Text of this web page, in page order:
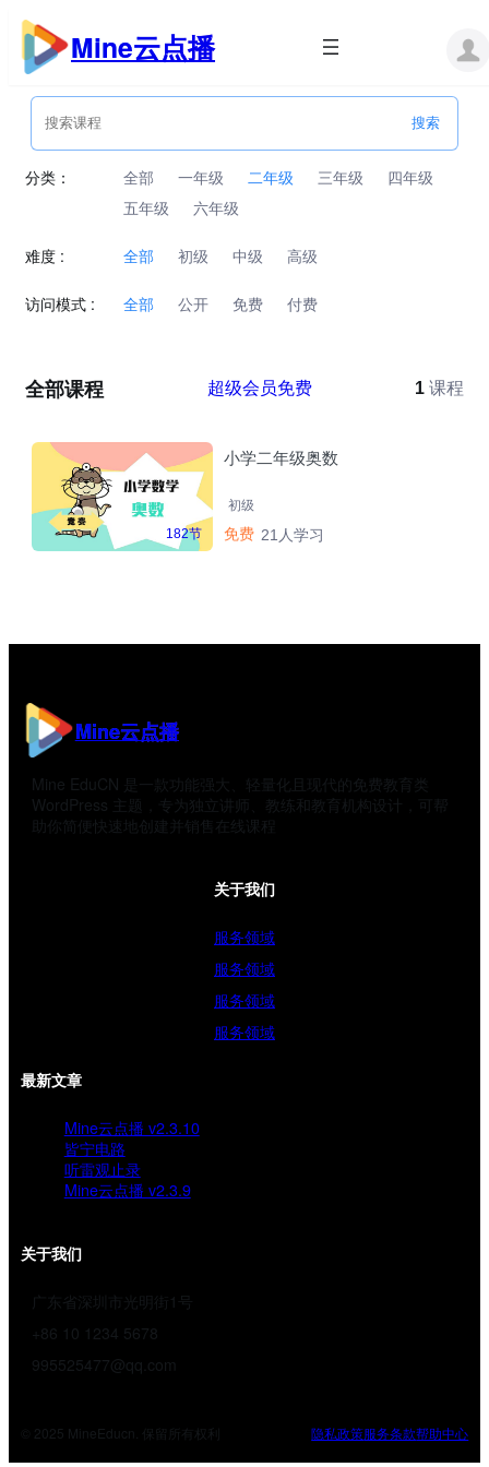
跳
内
Mine云点播
分类： 全部 一年级 二年级 三年级
四年级
五年级
六年级
难度 : 全部 初级 中级 高级
访问模式 : 全部 公开 免费 付费
全部课程 超级会员免费 1 课程
182节
小学二年级奥数
初级
免费 21人学习
Mine云点播
Mine EduCN 是一款功能强大、轻量化且现代的免费教育类
WordPress 主题，专为独立讲师、教练和教育机构设计，可帮
助你简便快速地创建并销售在线课程
关于我们
服务领域
服务领域
服务领域
服务领域
最新文章
Mine云点播 v2.3.10
皆宁电路
听雷观止录
Mine云点播 v2.3.9
关于我们
广东省深圳市光明街1号
+86 10 1234 5678
995525477@qq.com
© 2025 MineEducn. 保留所有权利 隐私政策服务条款帮助中心